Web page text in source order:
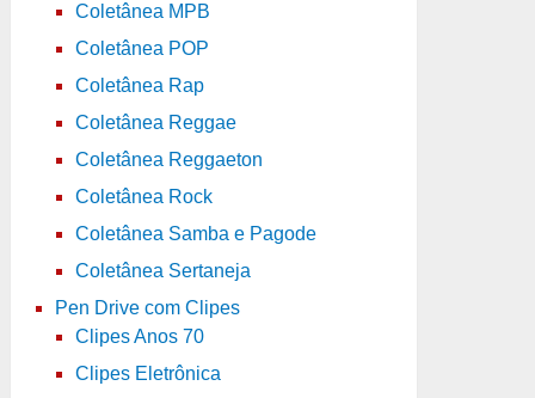
Coletânea MPB
Coletânea POP
Coletânea Rap
Coletânea Reggae
Coletânea Reggaeton
Coletânea Rock
Coletânea Samba e Pagode
Coletânea Sertaneja
Pen Drive com Clipes
Clipes Anos 70
Clipes Eletrônica